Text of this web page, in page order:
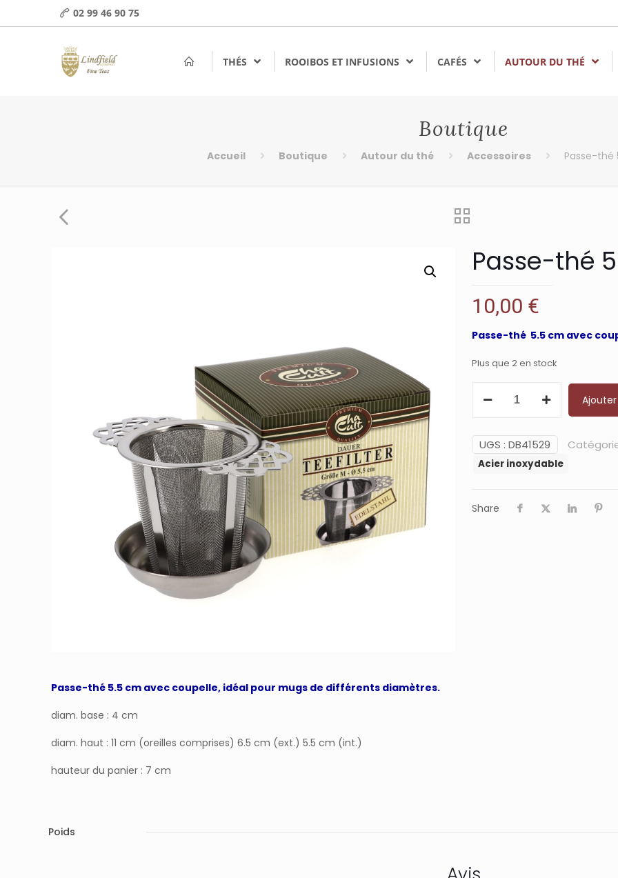
02 99 46 90 75
THÉS ROOIBOS ET INFUSIONS CAFÉS AUTOUR DU THÉ
Boutique
Accueil Boutique Autour du thé Accessoires Passe-thé
Passe-thé
10,00 €
Passe-thé 5.5 cm avec
Plus que 2 en stock
thé
5.5
coupelle
UGS : DB41529
Acier inoxydable
Share
Passe-thé 5.5 cm avec coupelle, idéal pour mugs de différents diamètres.
diam. base : 4 cm
diam. haut : 11 cm (oreilles comprises) 6.5 cm (ext.) 5.5 cm (int.)
hauteur du panier : 7 cm
Poids